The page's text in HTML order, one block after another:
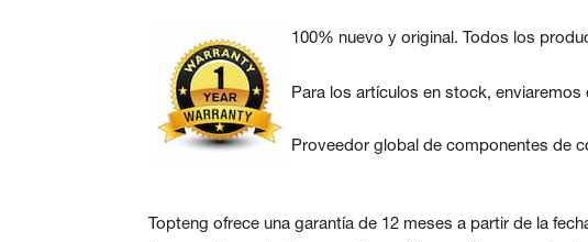
100% nuevo y original. Todos los
Para los artículos en stock,
Proveedor global de componentes de
Topteng ofrece una garantía de 12 meses a partir de la